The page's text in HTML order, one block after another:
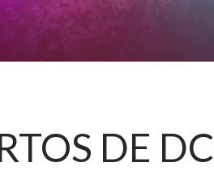
DE DC